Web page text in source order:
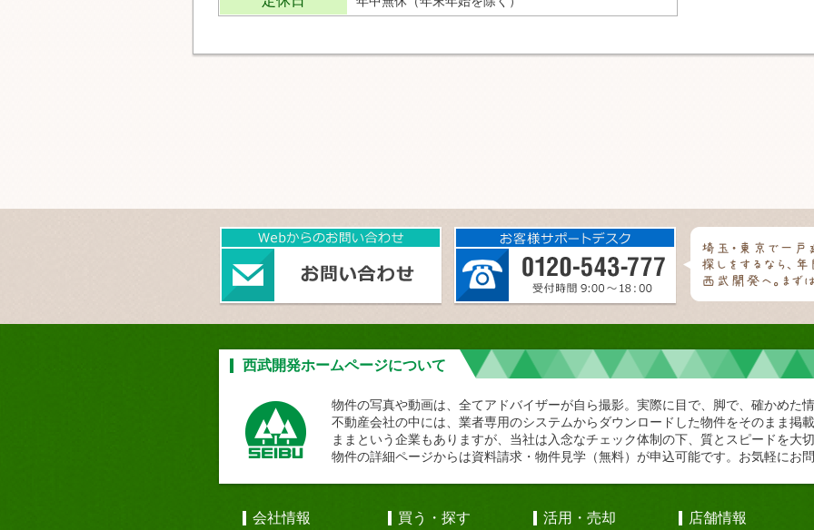
西武開発ホームページについて
物件の写真や動画は、全てアドバイザーが自ら撮影。実際に目で、脚で、確かめた
不動産会社の中には、業者専用のシステムからダウンロードした物件をそのまま掲
ままという企業もありますが、当社は入念なチェック体制の下、質とスピードを大
物件の詳細ページからは資料請求・物件見学（無料）が申込可能です。お気軽にお
会社情報 買う・探す 活用・売却 店舗情報